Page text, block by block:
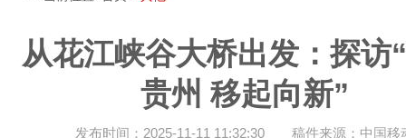
从花江峡谷大桥出发：探访
贵州 移起向新”
发布时间：2025-11-11 11:32:30 稿件来源：中国移